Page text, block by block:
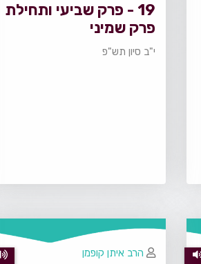
19 - פרק שביעי ותחילת
פרק שמיני
י"ב סיון תש"פ
הרב איתן קופמן